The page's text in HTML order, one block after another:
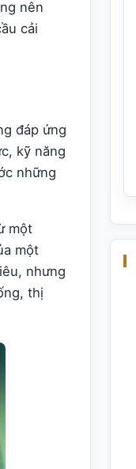
nên
cải
đáp ứng
kỹ năng
những
một
một
nhưng
thị